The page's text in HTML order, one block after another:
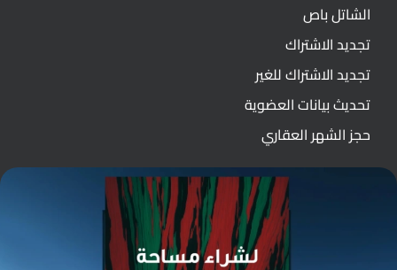
الشاتل باص
تجديد الاشتراك
تجديد الاشتراك للغير
تحديث بيانات العضوية
حجز الشهر العقاري